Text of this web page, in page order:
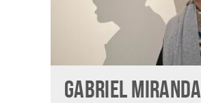
GABRIEL MIRANDA